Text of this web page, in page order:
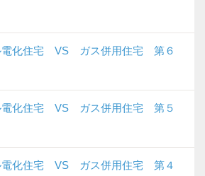
電化住宅 VS ガス併用住宅 第６
電化住宅 VS ガス併用住宅 第５
電化住宅 VS ガス併用住宅 第４